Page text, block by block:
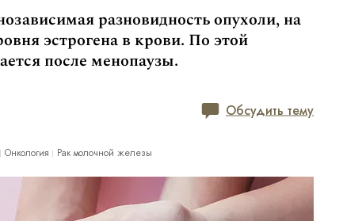
разновидность опухоли, на
эстрогена в крови. По этой
после менопаузы.
Обсудить тему
Онкология Рак молочной железы